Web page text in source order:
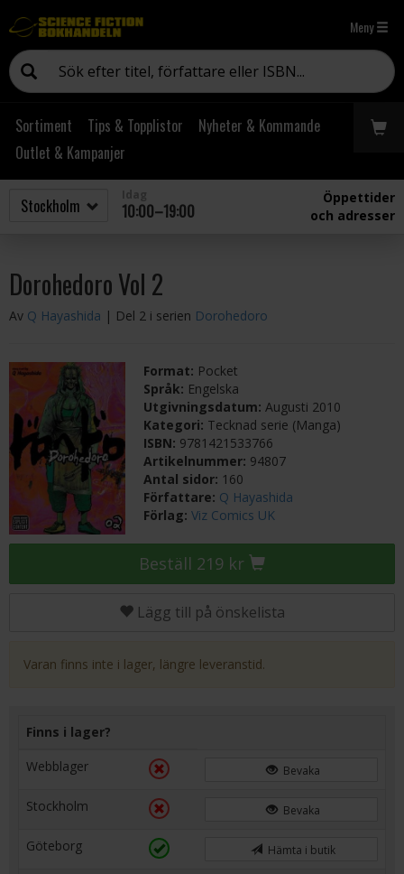
Meny
Sortiment Tips & Topplistor
Nyheter & Kommande
Outlet & Kampanjer
10:00–19:00
Öppettider
och adresser
Dorohedoro Vol 2
Av Q Hayashida | Del 2 i serien Dorohedoro
Format: Pocket
Språk: Engelska
Utgivningsdatum:Augusti 2010
Kategori: Tecknad serie (Manga)
ISBN: 9781421533766
Artikelnummer: 94807
Antal sidor: 160
Författare: Q Hayashida
Förlag:Viz Comics UK
Beställ 219 kr
Lägg till på önskelista
Varan finns inte i lager, längre leveranstid.
Finns i lager?
Webblager
Bevaka
Stockholm Bevaka
Göteborg Hämta i butik